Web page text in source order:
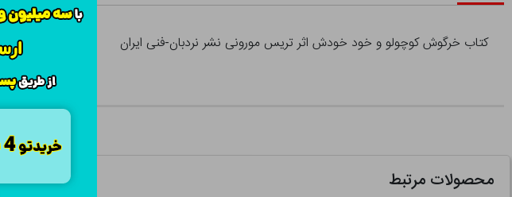
کتاب خرگوش کوچولو و خود خودش اثر تریس مورونی نشر نردبان-فنی ایران
محصولات مرتبط